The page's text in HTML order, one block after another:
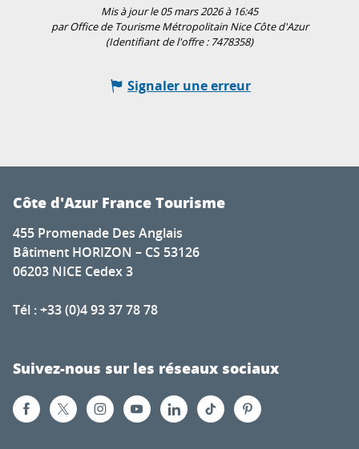
Mis à jour le 05 mars 2026 à 16:45
par Office de Tourisme Métropolitain Nice Côte d'Azur
(Identifiant de l'offre : 7478358)
Signaler une erreur
Côte d'Azur France Tourisme
455 Promenade Des Anglais
Bâtiment HORIZON – CS 53126
06203 NICE Cedex 3
Tél : +33 (0)4 93 37 78 78
Suivez-nous sur les réseaux sociaux